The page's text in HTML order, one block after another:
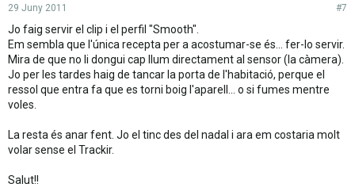
29 Juny 2011 #7
Jo faig servir el clip i el perfil "Smooth".
Em sembla que l'única recepta per a acostumar-se és... fer-lo servir.
Mira de que no li dongui cap llum directament al sensor (la càmera).
Jo per les tardes haig de tancar la porta de l'habitació, perque el
ressol que entra fa que es torni boig l'aparell... o si fumes mentre
voles.
La resta és anar fent. Jo el tinc des del nadal i ara em costaria molt
volar sense el Trackir.
Salut!!